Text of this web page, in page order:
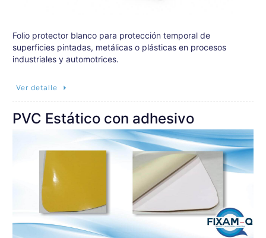
Folio protector blanco para protección temporal de
superficies pintadas, metálicas o plásticas en procesos
industriales y automotrices.
Ver detalle
PVC Estático con adhesivo